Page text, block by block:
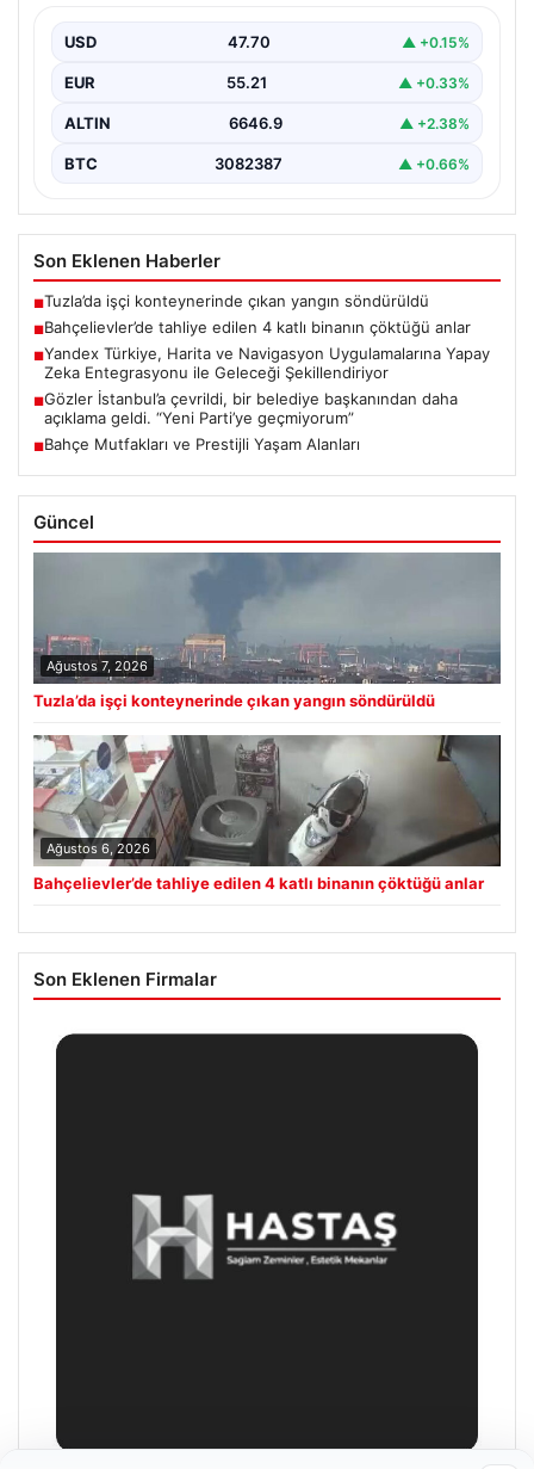
Detayları ve Güvenlik Önlemleri", "content": "İstanbul'un
Bahçelievler…
USD 47.70 ▲ +0.15%
EUR 55.21 ▲ +0.33%
ALTIN 6646.9 ▲ +2.38%
BTC 3082387 ▲ +0.66%
Son Eklenen Haberler
■Tuzla’da işçi konteynerinde çıkan yangın söndürüldü
■Bahçelievler’de tahliye edilen 4 katlı binanın çöktüğü anlar
■Yandex Türkiye, Harita ve Navigasyon Uygulamalarına Yapay
Zeka Entegrasyonu ile Geleceği Şekillendiriyor
■Gözler İstanbul’a çevrildi, bir belediye başkanından daha
açıklama geldi. “Yeni Parti’ye geçmiyorum”
■Bahçe Mutfakları ve Prestijli Yaşam Alanları
Güncel
Ağustos 7, 2026
Tuzla’da işçi konteynerinde çıkan yangın söndürüldü
Ağustos 6, 2026
Bahçelievler’de tahliye edilen 4 katlı binanın çöktüğü anlar
Son Eklenen Firmalar